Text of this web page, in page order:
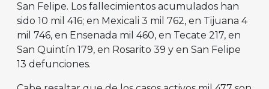
San Felipe. Los fallecimientos acumulados han
sido 10 mil 416; en Mexicali 3 mil 762, en Tijuana 4
mil 746, en Ensenada mil 460, en Tecate 217, en
San Quintín 179, en Rosarito 39 y en San Felipe
13 defunciones.